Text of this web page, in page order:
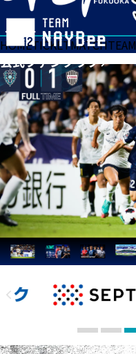
HOMETICKETMATCHTEAM